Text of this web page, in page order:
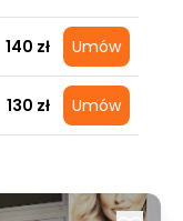
140 zł Umów
130 zł Umów